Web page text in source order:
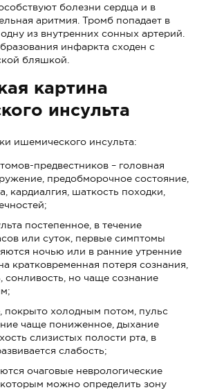
болезни сердца и в
аритмия. Тромб попадает в
из внутренних сонных артерий.
инфаркта сходен с
бляшкой.
картина
инсульта
ишемического инсульта:
предвестников – головная
предобморочное состояние,
кардиалгия, шаткость походки,
постепенное, в течение
или суток, первые симптомы
ночью или в ранние утренние
кратковременная потеря сознания,
сонливость, но чаще сознание
покрыто холодным потом, пульс
чаще пониженное, дыхание
слизистых полости рта, в
слабость;
очаговые неврологические
можно определить зону